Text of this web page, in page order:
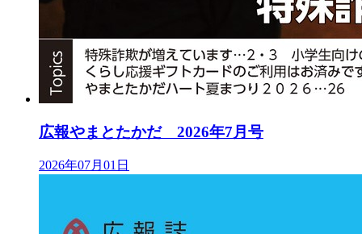
広報やまとたかだ 2026年7月号
2026年07月01日